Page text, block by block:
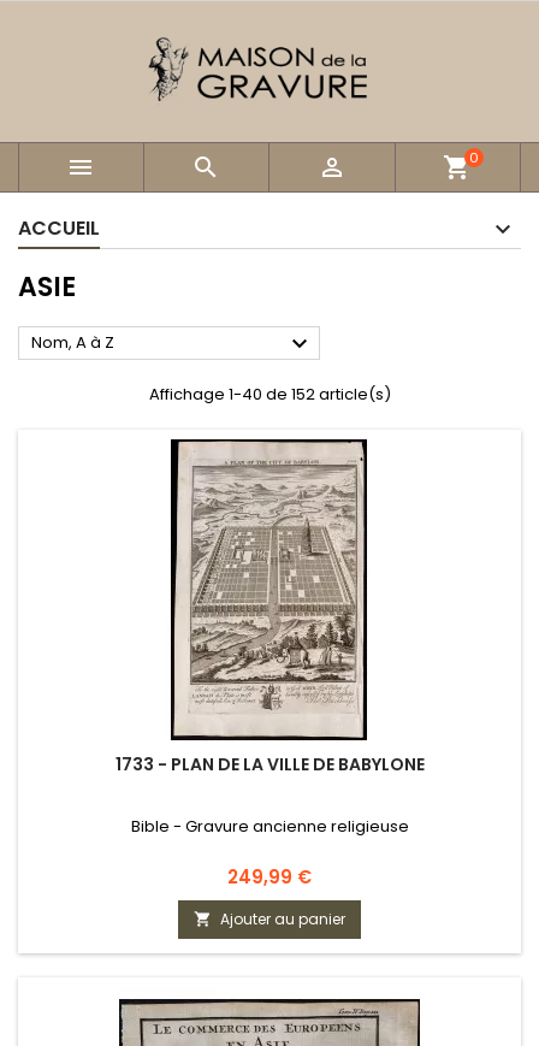
   shopping_cart0
ACCUEIL
ASIE
Nom, A à Z 
Affichage 1-40 de 152 article(s)
1733 - PLAN DE LA VILLE DE BABYLONE
Bible - Gravure ancienne religieuse
Prix
249,99 €
 Ajouter au panier